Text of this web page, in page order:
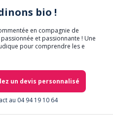
bio !
en compagnie de
et passionnante ! Une
pour comprendre les e
un devis personnalisé
au 04 94 19 10 64